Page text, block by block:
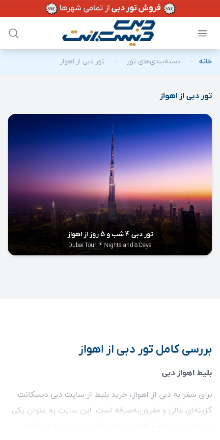
خانه - دسته‌بندی‌های تور - تور دبی از اهواز
تور دبی از اهواز
تور دبی 4 شب و 5 روز از اهواز
Dubai Tour: 4 Nights and 5 Days
بررسی کامل تور دبی از اهواز
بلیط اهواز دبی
برای سفر به دبی از اهواز، خرید بلیط از سایت دبی دیسکانت
گزینه‌ای عالی و مقرون‌به‌صرفه است. این سایت به عنوان یکی